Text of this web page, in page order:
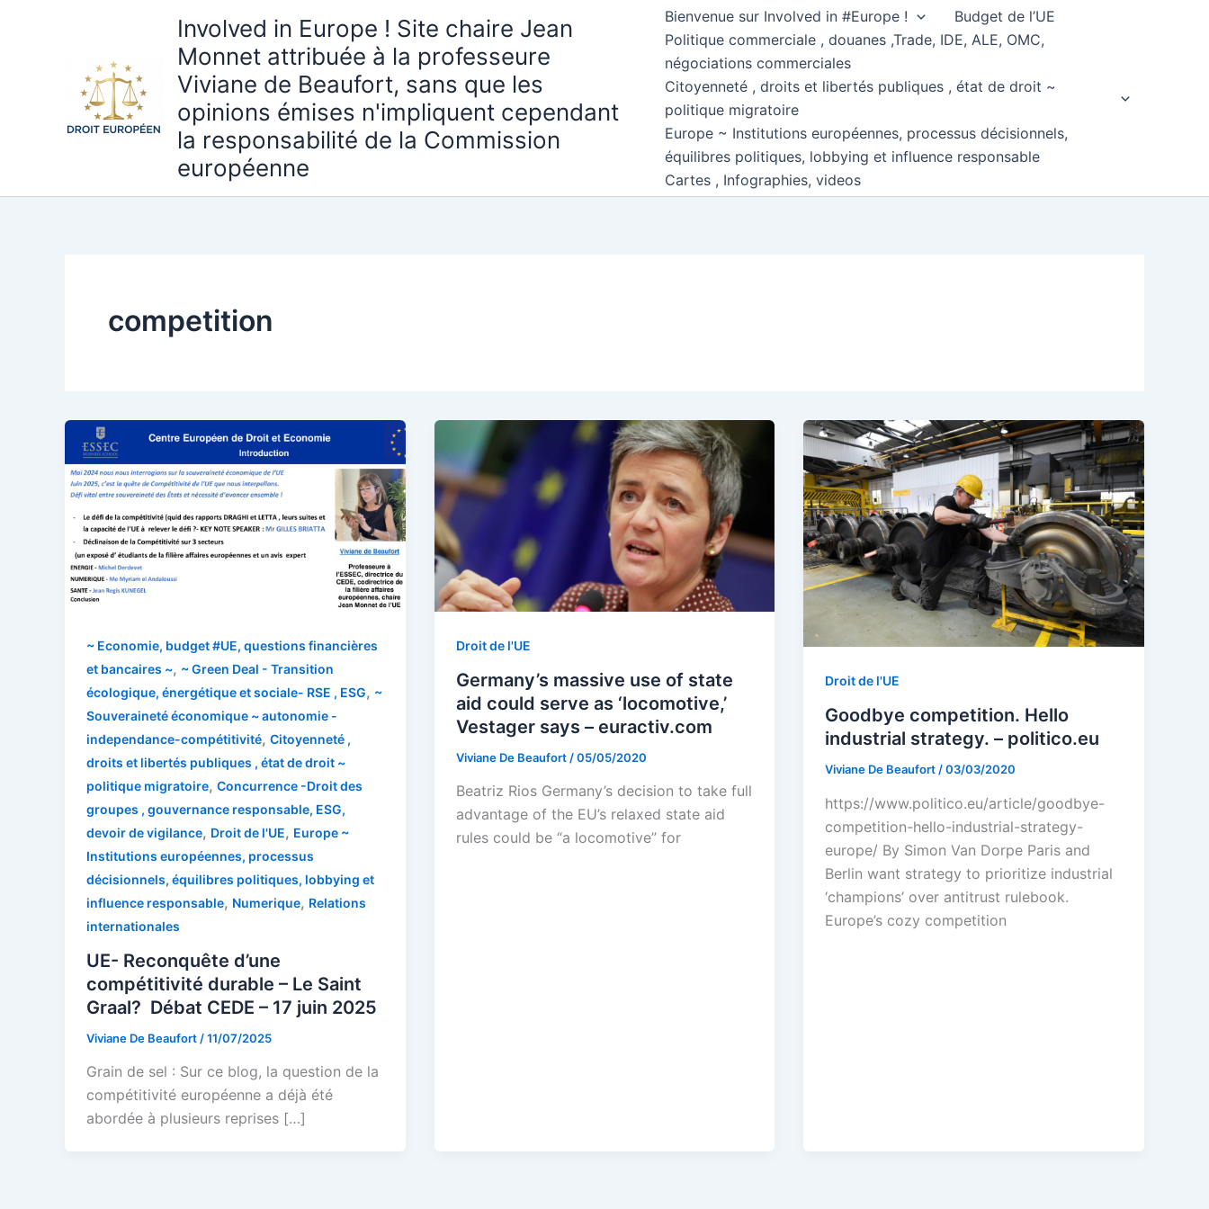
Involved in Europe ! Site chaire Jean
Monnet attribuée à la professeure
Viviane de Beaufort, sans que les
opinions émises n'impliquent cependant
la responsabilité de la Commission
européenne
Bienvenue sur Involved in #Europe !
Budget de l’UE
Politique commerciale , douanes ,Trade, IDE, ALE, OMC,
négociations commerciales
Citoyenneté , droits et libertés publiques , état de droit ~
politique migratoire
Europe ~ Institutions européennes, processus décisionnels,
équilibres politiques, lobbying et influence responsable
Cartes , Infographies, videos
competition
~ Economie, budget #UE, questions financières
et bancaires ~, ~ Green Deal - Transition
écologique, énergétique et sociale- RSE , ESG, ~
Souveraineté économique ~ autonomie -
independance-compétitivité, Citoyenneté ,
droits et libertés publiques , état de droit ~
politique migratoire, Concurrence -Droit des
groupes , gouvernance responsable, ESG,
devoir de vigilance, Droit de l'UE, Europe ~
Institutions européennes, processus
décisionnels, équilibres politiques, lobbying et
influence responsable, Numerique, Relations
internationales
UE- Reconquête d’une
compétitivité durable – Le Saint
Graal? Débat CEDE – 17 juin 2025
Viviane De Beaufort /11/07/2025
Grain de sel : Sur ce blog, la question de la
compétitivité européenne a déjà été
abordée à plusieurs reprises […]
Droit de l'UE
Germany’s massive use of state
aid could serve as ‘locomotive,’
Vestager says – euractiv.com
Viviane De Beaufort /05/05/2020
Beatriz Rios Germany’s decision to take full
advantage of the EU’s relaxed state aid
rules could be “a locomotive” for
Droit de l'UE
Goodbye competition. Hello
industrial strategy. – politico.eu
Viviane De Beaufort /03/03/2020
https://www.politico.eu/article/goodbye-
competition-hello-industrial-strategy-
europe/ By Simon Van Dorpe Paris and
Berlin want strategy to prioritize industrial
‘champions’ over antitrust rulebook.
Europe’s cozy competition